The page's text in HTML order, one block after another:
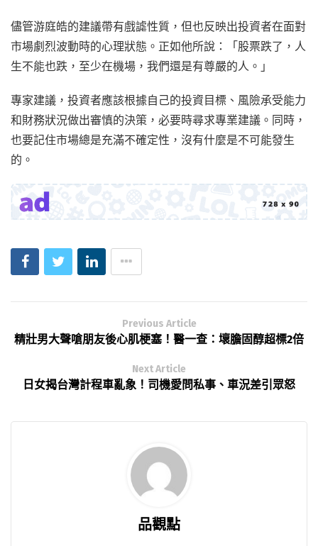
儘管游庭皓的建議帶有戲謔性質，但也反映出投資者在面對
市場劇烈波動時的心理狀態。正如他所說：「股票跌了，人
生不能也跌，至少在機場，我們還是有尊嚴的人。」
專家建議，投資者應該根據自己的投資目標、風險承受能力
和財務狀況做出審慎的決策，必要時尋求專業建議。同時，
也要記住市場總是充滿不確定性，沒有什麼是不可能發生
的。
Previous Article
精壯男大聲嗆朋友後心肌梗塞！醫一查：壞膽固醇超標2倍
Next Article
日女揭台灣計程車亂象！司機愛問私事、車況差引眾怒
品觀點